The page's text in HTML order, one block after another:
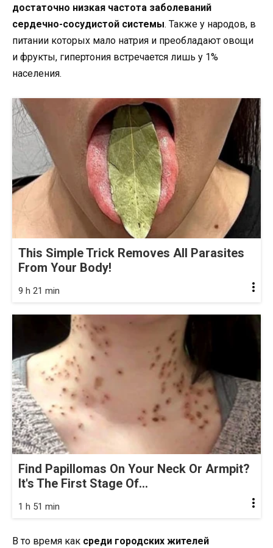
достаточно низкая частота заболеваний
сердечно-сосудистой системы. Также у народов, в
питании которых мало натрия и преобладают овощи
и фрукты, гипертония встречается лишь у 1%
населения.
This Simple Trick Removes All Parasites
From Your Body!
9 h 21 min
Find Papillomas On Your Neck Or Armpit?
It's The First Stage Of...
1 h 51 min
В то время как среди городских жителей